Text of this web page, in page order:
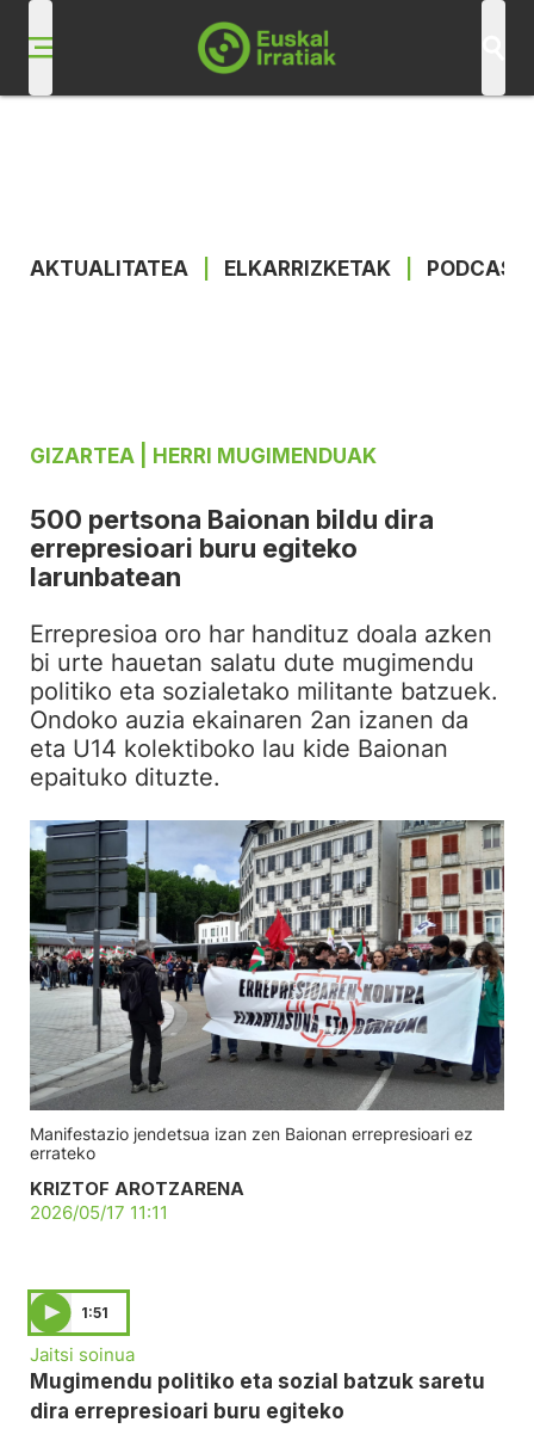
AKTUALITATEA ELKARRIZKETAK
GIZARTEA | HERRI MUGIMENDUAK
500 pertsona Baionan bildu dira
errepresioari buru egiteko
larunbatean
Errepresioa oro har handituz doala azken
bi urte hauetan salatu dute mugimendu
politiko eta sozialetako militante batzuek.
Ondoko auzia ekainaren 2an izanen da
eta U14 kolektiboko lau kide Baionan
epaituko dituzte.
Manifestazio jendetsua izan zen Baionan errepresioari ez
errateko
KRIZTOF AROTZARENA
2026/05/17 11:11
1:51
Jaitsi soinua
Mugimendu politiko eta sozial batzuk saretu
dira errepresioari buru egiteko